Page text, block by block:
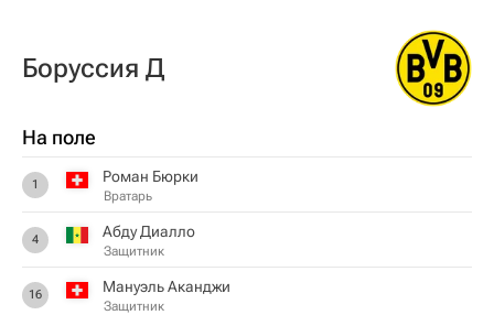
Боруссия Д
На поле
1 Роман Бюрки
Вратарь
4 Абду Диалло
Защитник
16 Мануэль Аканджи
Защитник